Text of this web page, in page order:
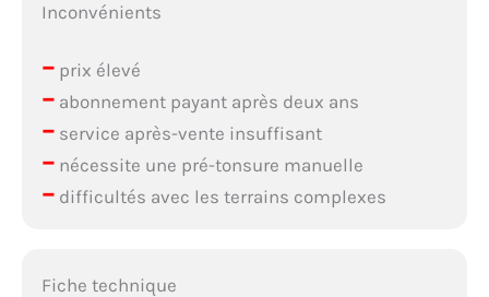
Inconvénients
–prix élevé
–abonnement payant après deux ans
–service après-vente insuffisant
–nécessite une pré-tonsure manuelle
–difficultés avec les terrains complexes
Fiche technique